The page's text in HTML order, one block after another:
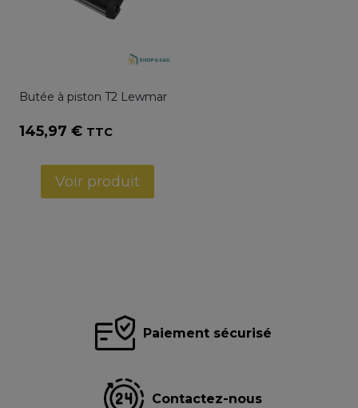
Butée à piston T2 Lewmar
145,97 € TTC
Voir produit
Paiement sécurisé
Contactez-nous